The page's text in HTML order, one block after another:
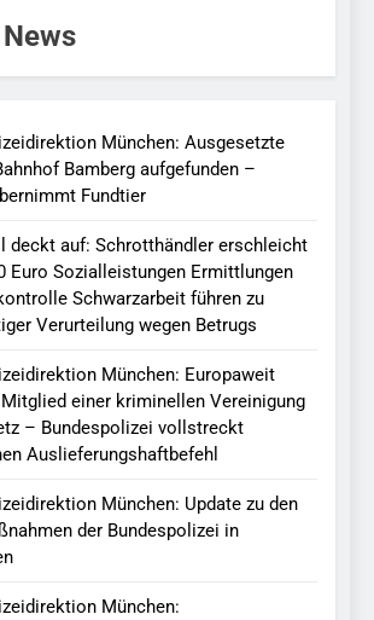
München: Ausgesetzte
Bamberg aufgefunden –
Fundtier
deckt auf: Schrotthändler erschleicht
Euro Sozialleistungen Ermittlungen
Schwarzarbeit führen zu
Verurteilung wegen Betrugs
München: Europaweit
einer kriminellen Vereinigung
– Bundespolizei vollstreckt
Auslieferungshaftbefehl
München: Update zu den
der Bundespolizei in
München: